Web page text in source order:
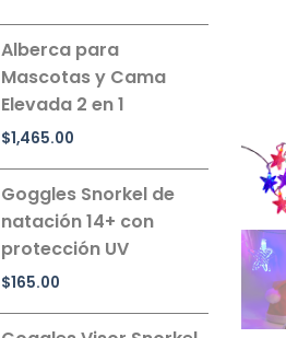
Alberca para
Mascotas y Cama
Elevada 2 en 1
$1,465.00
Goggles Snorkel de
natación 14+ con
protección UV
$165.00